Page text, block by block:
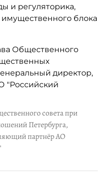
и регуляторика,
блока
совета при
Петербурга,
партнёр АО